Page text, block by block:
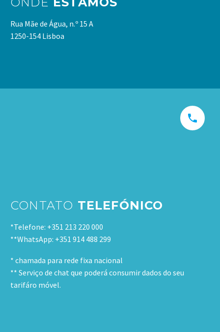
Rua Mãe de Água, n.º 15 A
1250-154 Lisboa


CONTATO TELEFÓNICO
*Telefone: +351 213 220 000
**WhatsApp: +351 914 488 299
* chamada para rede fixa nacional
** Serviço de chat que poderá consumir dados do seu
tarifáro móvel.